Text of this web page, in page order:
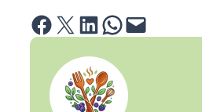
Share on Facebook Email this Page Share on LinkedIn Share on WhatsApp Email this Page